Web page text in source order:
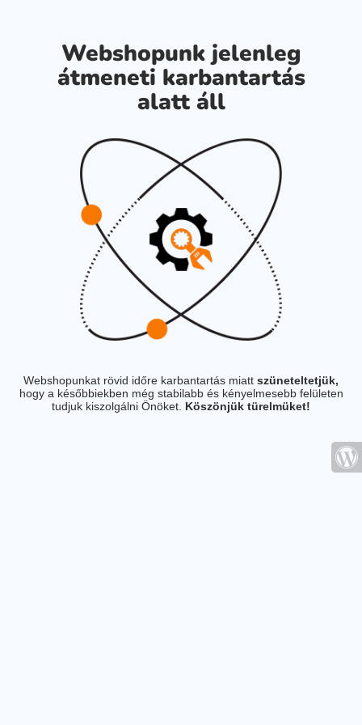
Webshopunk jelenleg
átmeneti karbantartás
alatt áll
Webshopunkat rövid időre karbantartás miatt szüneteltetjük,
hogy a későbbiekben még stabilabb és kényelmesebb felületen
tudjuk kiszolgálni Önöket. Köszönjük türelmüket!